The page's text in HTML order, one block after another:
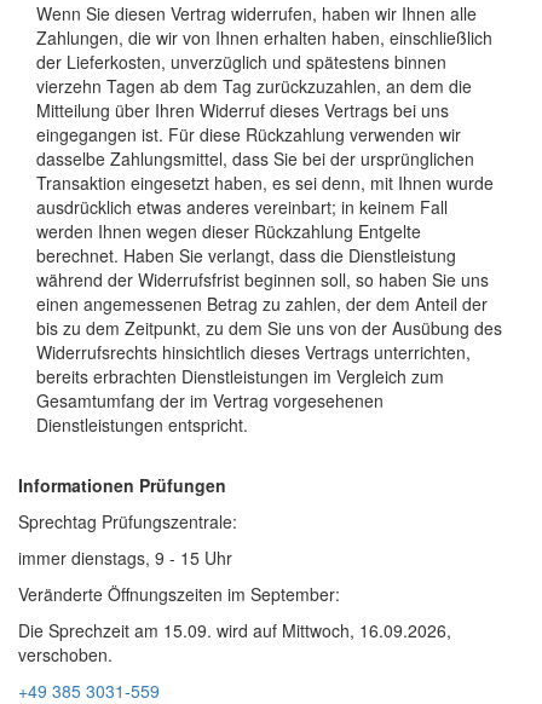
Wenn Sie diesen Vertrag widerrufen, haben wir Ihnen alle
Zahlungen, die wir von Ihnen erhalten haben, einschließlich
der Lieferkosten, unverzüglich und spätestens binnen
vierzehn Tagen ab dem Tag zurückzuzahlen, an dem die
Mitteilung über Ihren Widerruf dieses Vertrags bei uns
eingegangen ist. Für diese Rückzahlung verwenden wir
dasselbe Zahlungsmittel, dass Sie bei der ursprünglichen
Transaktion eingesetzt haben, es sei denn, mit Ihnen wurde
ausdrücklich etwas anderes vereinbart; in keinem Fall
werden Ihnen wegen dieser Rückzahlung Entgelte
berechnet. Haben Sie verlangt, dass die Dienstleistung
während der Widerrufsfrist beginnen soll, so haben Sie uns
einen angemessenen Betrag zu zahlen, der dem Anteil der
bis zu dem Zeitpunkt, zu dem Sie uns von der Ausübung des
Widerrufsrechts hinsichtlich dieses Vertrags unterrichten,
bereits erbrachten Dienstleistungen im Vergleich zum
Gesamtumfang der im Vertrag vorgesehenen
Dienstleistungen entspricht.
Informationen Prüfungen
Sprechtag Prüfungszentrale:
immer dienstags, 9 - 15 Uhr
Veränderte Öffnungszeiten im September:
Die Sprechzeit am 15.09. wird auf Mittwoch, 16.09.2026,
verschoben.
+49 385 3031-559